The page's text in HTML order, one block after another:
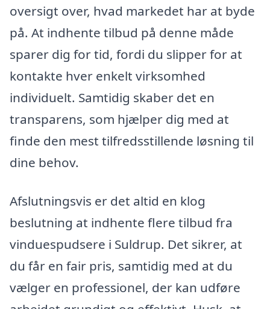
oversigt over, hvad markedet har at byde
på. At indhente tilbud på denne måde
sparer dig for tid, fordi du slipper for at
kontakte hver enkelt virksomhed
individuelt. Samtidig skaber det en
transparens, som hjælper dig med at
finde den mest tilfredsstillende løsning til
dine behov.
Afslutningsvis er det altid en klog
beslutning at indhente flere tilbud fra
vinduespudsere i Suldrup. Det sikrer, at
du får en fair pris, samtidig med at du
vælger en professionel, der kan udføre